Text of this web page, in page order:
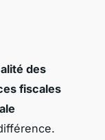
des
fiscales